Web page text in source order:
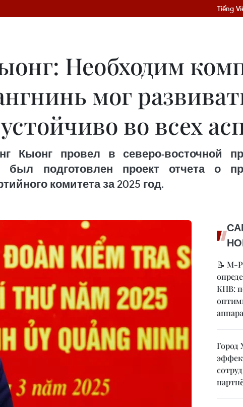
Tiếng
Необходим
мог
во всех
Кыонг провел в северо-восточной
подготовлен проект отчета о
комитета за 2025 год.
📝 М-
КПВ: